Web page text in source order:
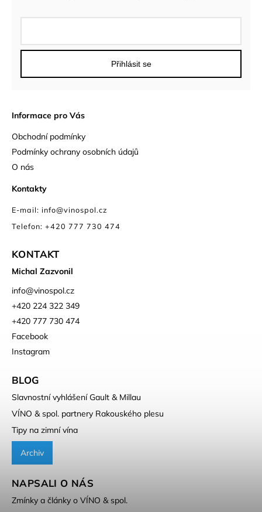
Přihlásit se
Informace pro Vás
Obchodní podmínky
Podmínky ochrany osobních údajů
O nás
Kontakty
E-mail: info@vinospol.cz
Telefon: +420 777 730 474
KONTAKT
Michal Zazvonil
info@vinospol.cz
+420 224 322 349
+420 777 730 474
Facebook
Instagram
BLOG
Slavnostní vyhlášení Gault & Millau
VÍNO & spol. partnery Rakouského plesu
Tipy na zimní vína
Archiv
NAPSALI O NÁS
Zmínky a články o VÍNO & spol.